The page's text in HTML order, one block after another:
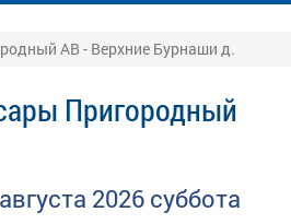
АВ - Верхние Бурнаши д.
Пригородный
2026 суббота